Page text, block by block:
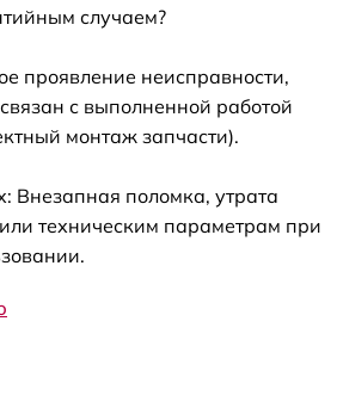
случаем?
проявление неисправности,
с выполненной работой
монтаж запчасти).
Внезапная поломка, утрата
техническим параметрам при